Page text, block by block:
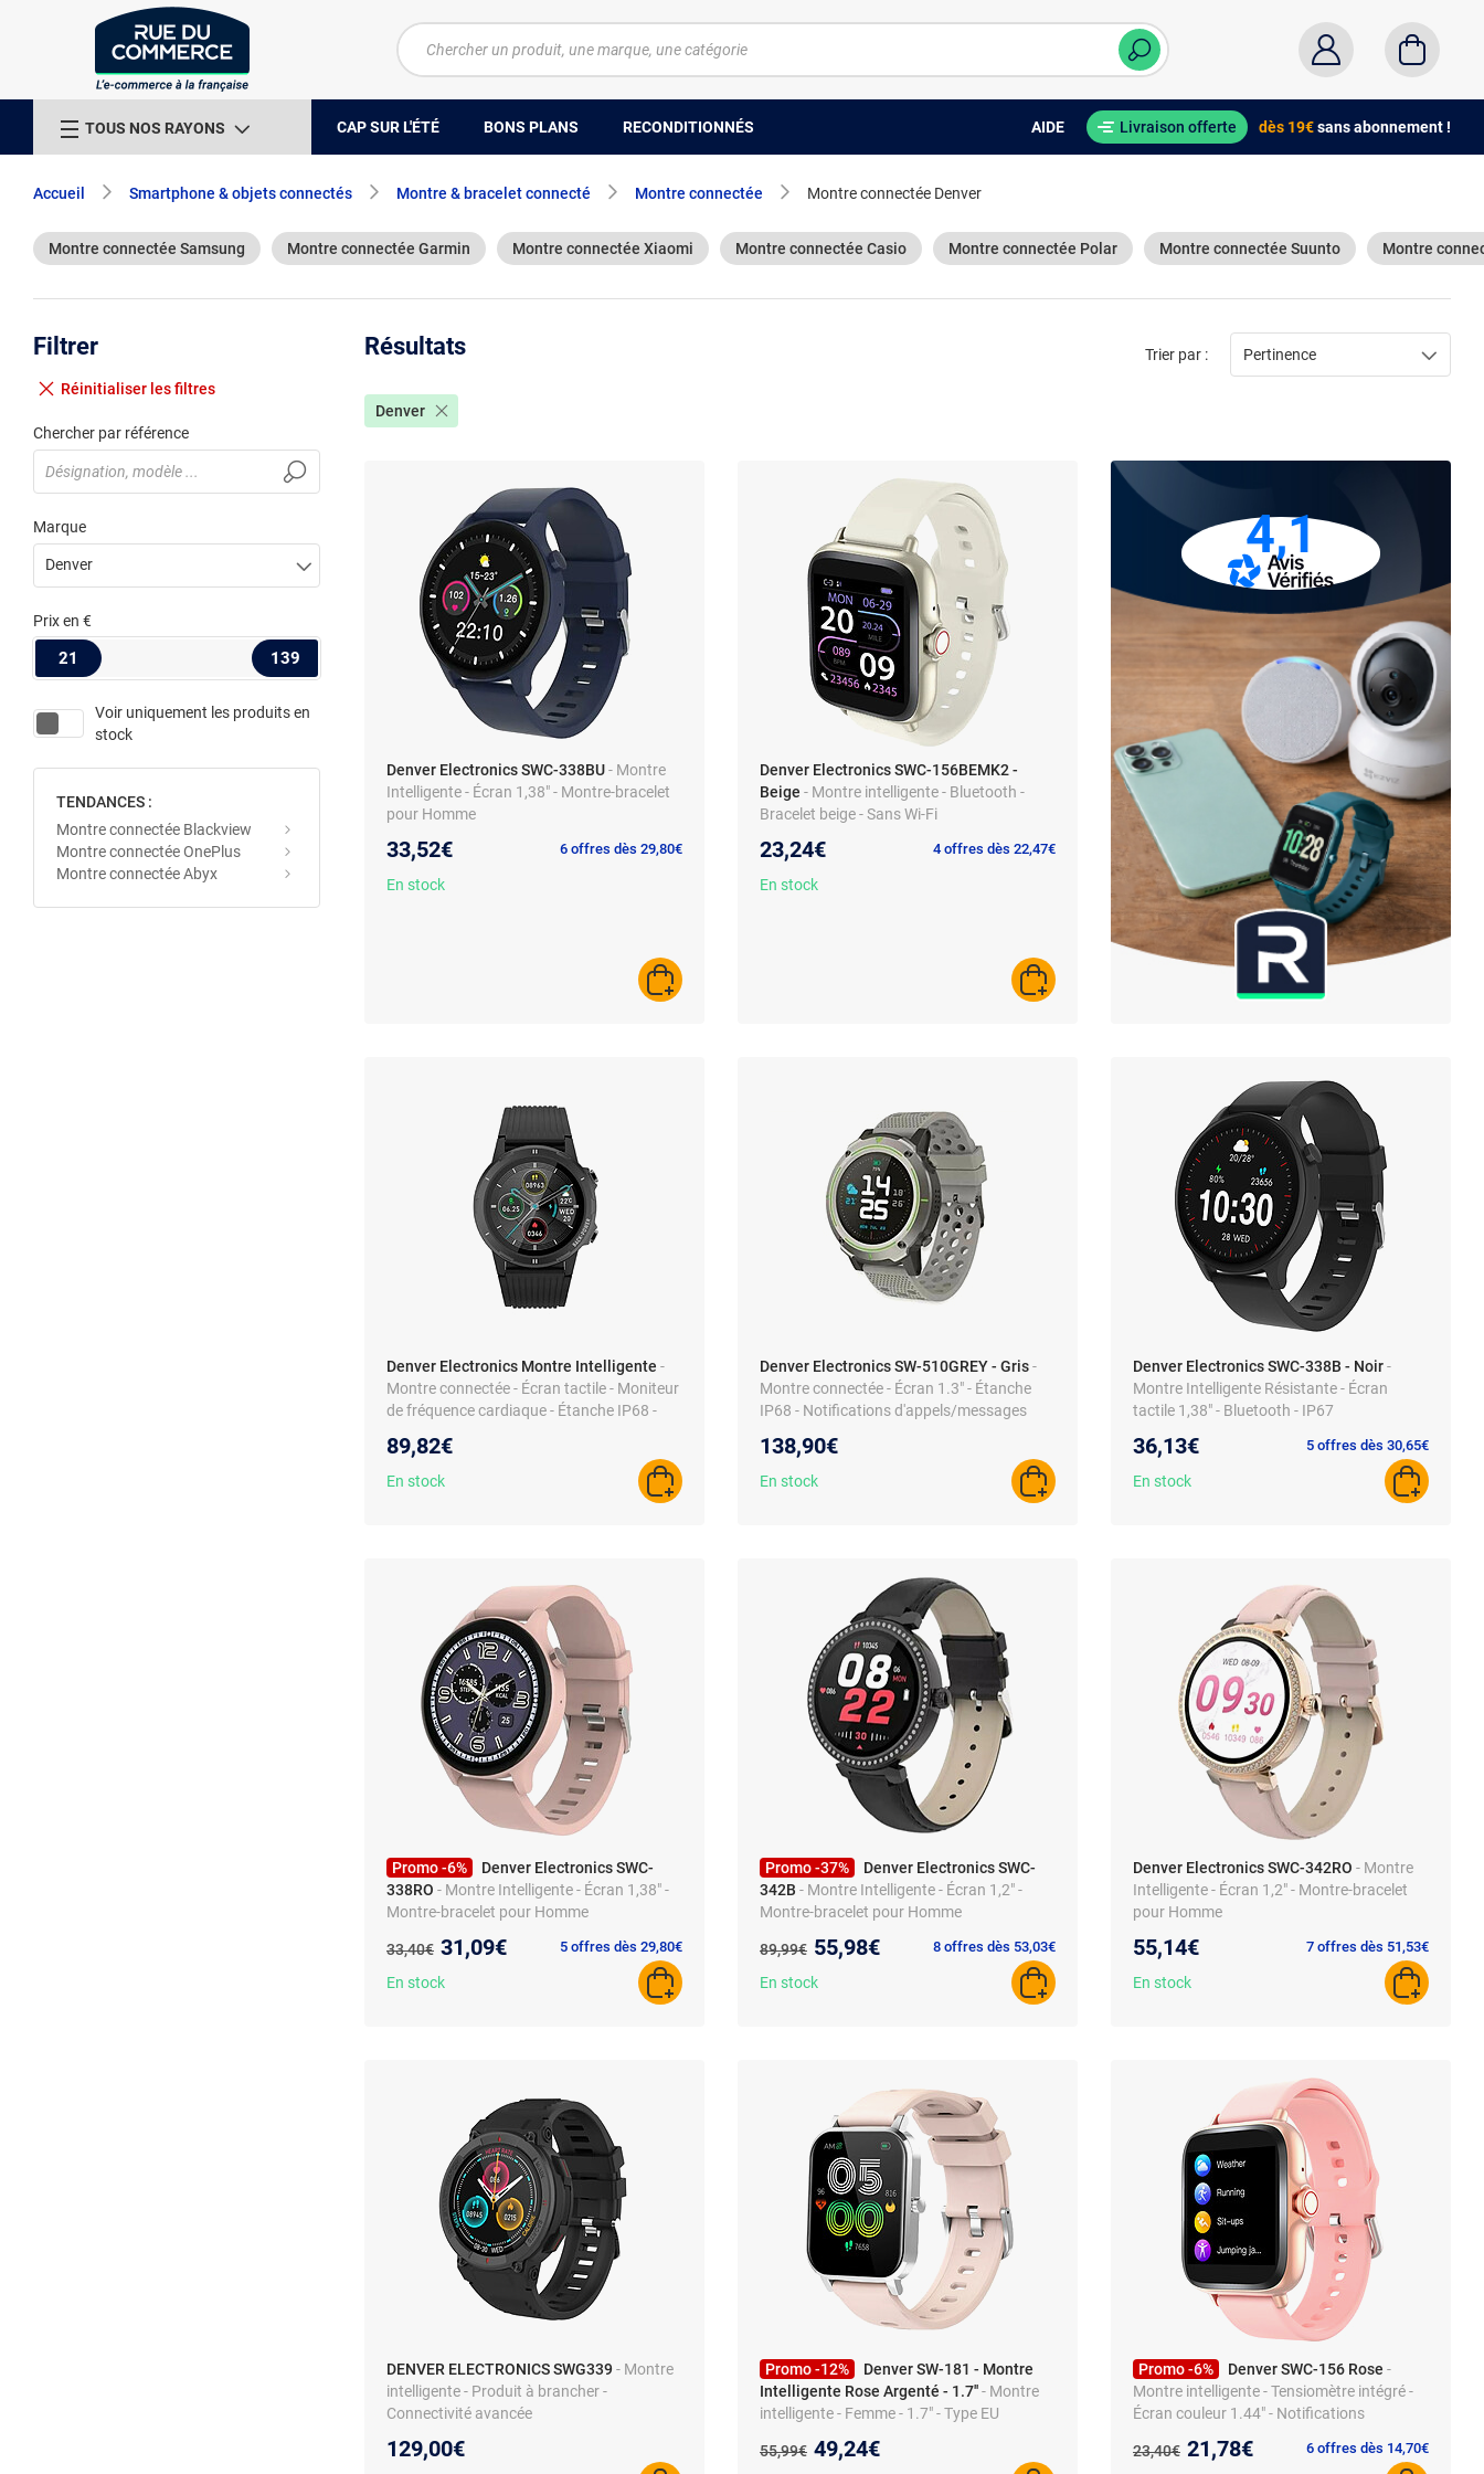
TOUS NOS RAYONS CAP SUR L'ÉTÉ BONS PLANS RECONDITIONNÉS AIDE Livraison offerte dès 19€sans abonnement !
Accueil Smartphone & objets connectés Montre & bracelet connecté Montre connectée Montre connectée Denver
Montre connectée Samsung Montre connectée Garmin Montre connectée Xiaomi Montre connectée Casio Montre connectée Polar Montre connectée Suunto Montre
Filtrer
Réinitialiser les filtres
Chercher par référence
Marque
Denver
Prixen €
21 139
Voir uniquement les produits en
stock
TENDANCES :
Montre connectée Blackview
Montre connectée OnePlus
Montre connectée Abyx
Résultats
Denver
Trier par : Pertinence
Denver Electronics SWC-338BU- Montre
Intelligente - Écran 1,38" - Montre-bracelet
pour Homme
33,52€ 6 offres dès 29,80€
En stock
AJOUTER AU PANIER
Denver Electronics SWC-156BEMK2 -
Beige - Montre intelligente - Bluetooth -
Bracelet beige - Sans Wi-Fi
23,24€ 4 offres dès 22,47€
En stock
AJOUTER AU PANIER
4,1
Denver Electronics Montre Intelligente -
Montre connectée - Écran tactile - Moniteur
de fréquence cardiaque - Étanche IP68 -
89,82€
En stock
AJOUTER AU PANIER
Denver Electronics SW-510GREY - Gris-
Montre connectée - Écran 1.3" - Étanche
IP68 - Notifications d'appels/messages
138,90€
En stock
AJOUTER AU PANIER
Denver Electronics SWC-338B - Noir-
Montre Intelligente Résistante - Écran
tactile 1,38" - Bluetooth - IP67
36,13€ 5 offres dès 30,65€
En stock
AJOUTER
Promo -6%
Denver Electronics SWC-
338RO - Montre Intelligente - Écran 1,38" -
Montre-bracelet pour Homme
Ancien prix :
33,40€ Nouveau prix :
31,09€ 5 offres dès 29,80€
En stock
AJOUTER AU PANIER
Promo -37%
Denver Electronics SWC-
342B - Montre Intelligente - Écran 1,2" -
Montre-bracelet pour Homme
Ancien prix :
89,99€ Nouveau prix :
55,98€ 8 offres dès 53,03€
En stock
AJOUTER AU PANIER
Denver Electronics SWC-342RO - Montre
Intelligente - Écran 1,2" - Montre-bracelet
pour Homme
55,14€ 7 offres dès 51,53€
En stock
AJOUTER
DENVER ELECTRONICS SWG339- Montre
intelligente - Produit à brancher -
Connectivité avancée
129,00€
Promo -12%
Denver SW-181 - Montre
Intelligente Rose Argenté - 1.7''- Montre
intelligente - Femme - 1.7" - Type EU
Ancien prix :
55,99€ Nouveau prix :
49,24€
Promo -6% Denver SWC-156 Rose -
Montre intelligente - Tensiomètre intégré -
Écran couleur 1.44" - Notifications
Ancien prix :
23,40€ Nouveau prix :
21,78€ 6 offres dès 14,70€